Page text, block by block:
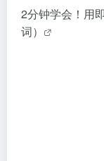
2分钟学会！用
词）